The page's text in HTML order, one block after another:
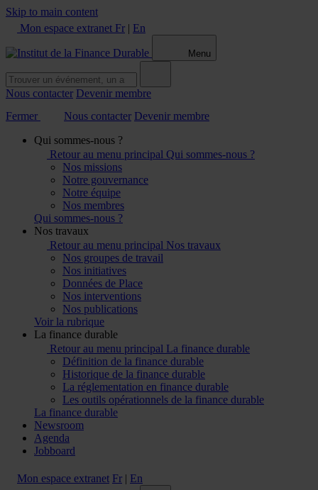
Skip to main content
Mon espace extranet Fr | En
Menu
Nous contacter Devenir membre
Fermer
Nous contacter Devenir membre
Qui sommes-nous ?
Retour au menu principal Qui sommes-nous ?
Nos missions
Notre gouvernance
Notre équipe
Nos membres
Qui sommes-nous ?
Nos travaux
Retour au menu principal Nos travaux
Nos groupes de travail
Nos initiatives
Données de Place
Nos interventions
Nos publications
Voir la rubrique
La finance durable
Retour au menu principal La finance durable
Définition de la finance durable
Historique de la finance durable
La réglementation en finance durable
Les outils opérationnels de la finance durable
La finance durable
Newsroom
Agenda
Jobboard
Mon espace extranet Fr | En